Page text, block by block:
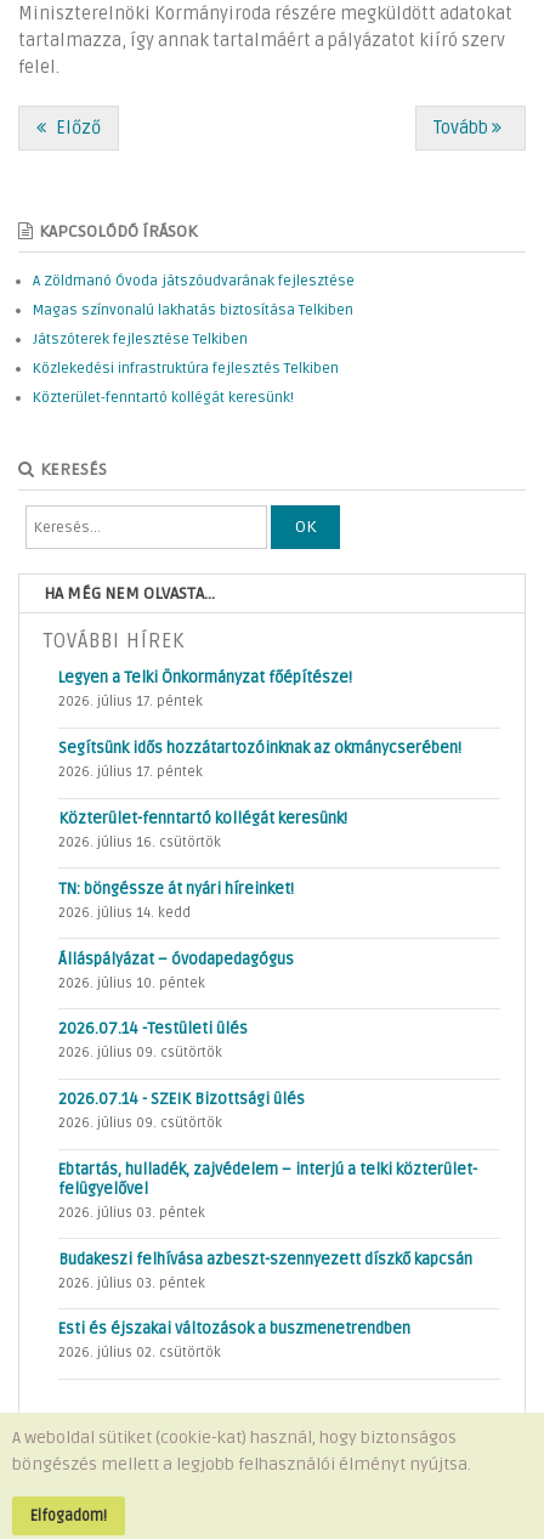
Miniszterelnöki Kormányiroda részére megküldött adatokat
tartalmazza, így annak tartalmáért a pályázatot kiíró szerv
felel.
Előző Tovább
KAPCSOLÓDÓ ÍRÁSOK
A Zöldmanó Óvoda játszóudvarának fejlesztése
Magas színvonalú lakhatás biztosítása Telkiben
Játszóterek fejlesztése Telkiben
Közlekedési infrastruktúra fejlesztés Telkiben
Közterület-fenntartó kollégát keresünk!
KERESÉS
OK
HA MÉG NEM OLVASTA...
TOVÁBBI HÍREK
Legyen a Telki Önkormányzat főépítésze!
2026. július 17. péntek
Segítsünk idős hozzátartozóinknak az okmánycserében!
2026. július 17. péntek
Közterület-fenntartó kollégát keresünk!
2026. július 16. csütörtök
TN: böngéssze át nyári híreinket!
2026. július 14. kedd
Álláspályázat – óvodapedagógus
2026. július 10. péntek
2026.07.14 -Testületi ülés
2026. július 09. csütörtök
2026.07.14 - SZEIK Bizottsági ülés
2026. július 09. csütörtök
Ebtartás, hulladék, zajvédelem – interjú a telki közterület-
felügyelővel
2026. július 03. péntek
Budakeszi felhívása azbeszt-szennyezett díszkő kapcsán
2026. július 03. péntek
Esti és éjszakai változások a buszmenetrendben
2026. július 02. csütörtök
Minden jog fenntartva © 2026 Telki Község Önkormányzata
A weboldal sütiket (cookie-kat) használ, hogy biztonságos
böngészés mellett a legjobb felhasználói élményt nyújtsa.
Elfogadom!